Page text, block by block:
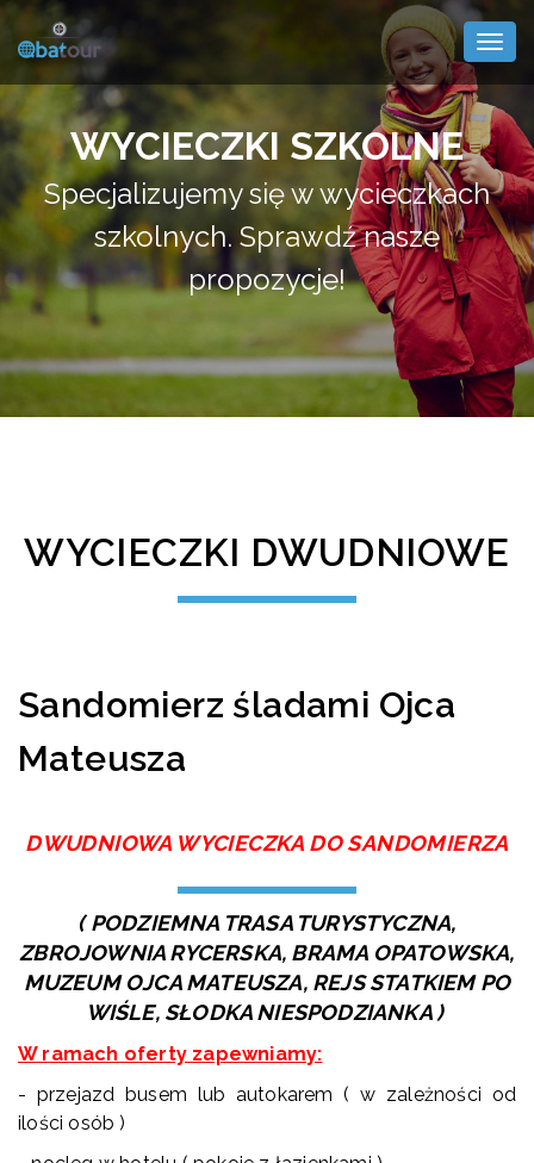
WYCIECZKI SZKOLNE
Specjalizujemy się w wycieczkach
szkolnych. Sprawdź nasze
propozycje!
WYCIECZKI DWUDNIOWE
Sandomierz śladami Ojca
Mateusza
DWUDNIOWA WYCIECZKA DO SANDOMIERZA
( PODZIEMNA TRASA TURYSTYCZNA,
ZBROJOWNIA RYCERSKA, BRAMA OPATOWSKA,
MUZEUM OJCA MATEUSZA, REJS STATKIEM PO
WIŚLE, SŁODKA NIESPODZIANKA )
W ramach oferty zapewniamy:
- przejazd busem lub autokarem ( w zależności od
ilości osób )